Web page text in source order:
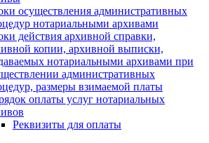
осуществления административных
нотариальными архивами
действия архивной справки,
копии, архивной выписки,
нотариальными архивами при
административных
размеры взимаемой платы
оплаты услуг нотариальных
Реквизиты для оплаты